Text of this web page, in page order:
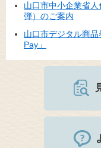
山口市中小企業省
弾）のご案内
山口市デジタル商
Pay」